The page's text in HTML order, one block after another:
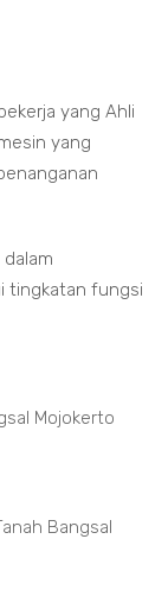
yang Ahli
yang
tingkatan fungsi
Mojokerto
Bangsal